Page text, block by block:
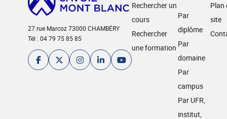
27 rue Marcoz 73000 CHAMBÉRY
Tél : 04 79 75 85 85
Rechercher un
cours
Rechercher
une formation
Par
diplôme
Par
domaine
Par
campus
Par UFR,
institut,
Plan
site